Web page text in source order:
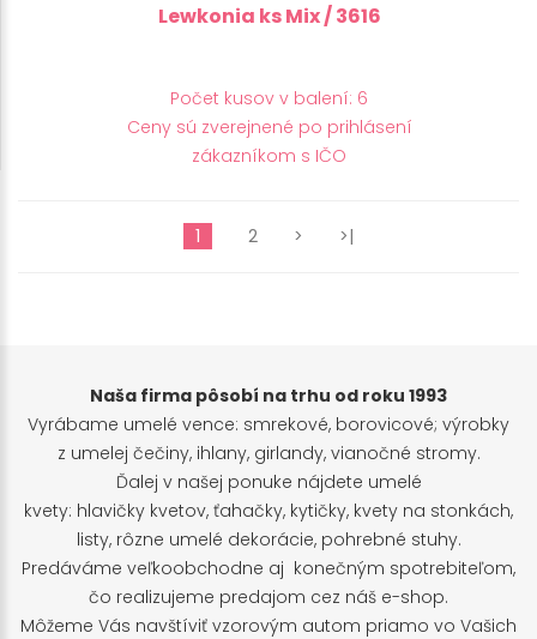
Lewkonia ks Mix / 3616
Počet kusov v balení: 6
Ceny sú zverejnené po prihlásení
zákazníkom s IČO
1 2 > >|
Naša firma pôsobí na trhu od roku 1993
Vyrábame umelé vence: smrekové, borovicové; výrobky
z umelej čečiny, ihlany, girlandy, vianočné stromy.
Ďalej v našej ponuke nájdete umelé
kvety: hlavičky kvetov, ťahačky, kytičky, kvety na stonkách,
listy, rôzne umelé dekorácie, pohrebné stuhy.
Predáváme veľkoobchodne aj konečným spotrebiteľom,
čo realizujeme predajom cez náš e-shop.
Môžeme Vás navštíviť vzorovým autom priamo vo Vašich